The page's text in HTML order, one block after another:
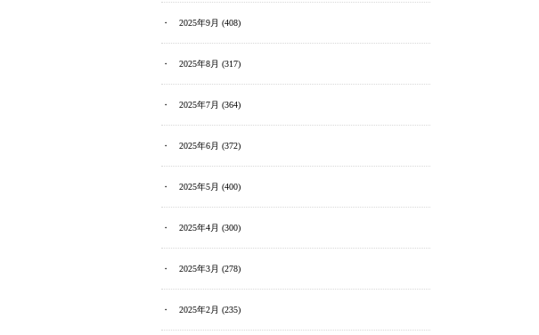
2025年9月 (408)
2025年8月 (317)
2025年7月 (364)
2025年6月 (372)
2025年5月 (400)
2025年4月 (300)
2025年3月 (278)
2025年2月 (235)